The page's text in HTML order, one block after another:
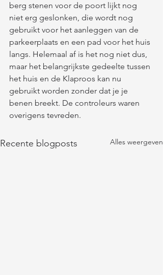
berg stenen voor de poort lijkt nog
niet erg geslonken, die wordt nog
gebruikt voor het aanleggen van de
parkeerplaats en een pad voor het huis
langs. Helemaal af is het nog niet dus,
maar het belangrijkste gedeelte tussen
het huis en de Klaproos kan nu
gebruikt worden zonder dat je je
benen breekt. De controleurs waren
overigens tevreden.
Recente blogposts Alles weergeven